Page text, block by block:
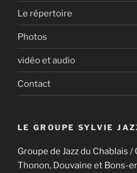
Le répertoire
Photos
vidéo et audio
Contact
LE GROUPE SYLVIE
Groupe de Jazz du Chablais
Thonon, Douvaine et Bons-